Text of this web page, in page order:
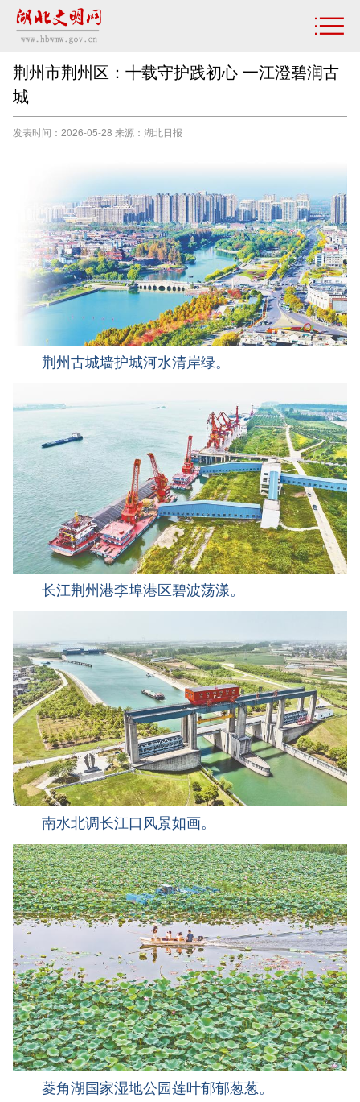
荆州市荆州区：十载守护践初心 一江澄碧润古
城
发表时间：2026-05-28 来源：​湖北日报
荆州古城墙护城河水清岸绿。
长江荆州港李埠港区碧波荡漾。
南水北调长江口风景如画。
菱角湖国家湿地公园莲叶郁郁葱葱。